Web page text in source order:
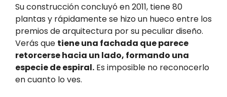
Su construcción concluyó en 2011, tiene 80
plantas y rápidamente se hizo un hueco entre los
premios de arquitectura por su peculiar diseño.
Verás que tiene una fachada que parece
retorcerse hacia un lado, formando una
especie de espiral. Es imposible no reconocerlo
en cuanto lo ves.